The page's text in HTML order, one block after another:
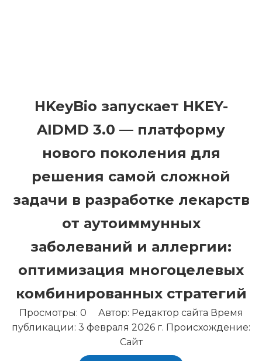
HKeyBio запускает HKEY-
AIDMD 3.0 — платформу
нового поколения для
решения самой сложной
задачи в разработке лекарств
от аутоиммунных
заболеваний и аллергии:
оптимизация многоцелевых
комбинированных стратегий
Просмотры: 0 Автор: Редактор сайта Время
публикации: 3 февраля 2026 г. Происхождение:
Сайт